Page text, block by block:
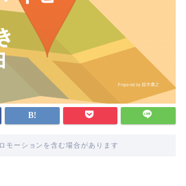
モーションを含む場合があります